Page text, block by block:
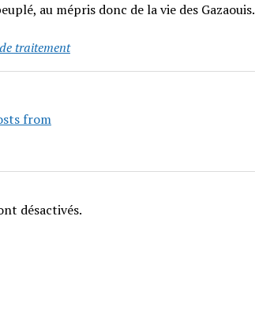
au mépris donc de la vie des Gazaouis.
traitement
from
désactivés.